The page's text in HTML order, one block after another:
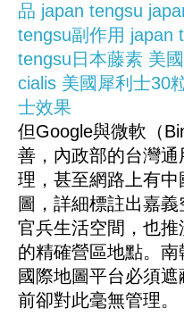
品 japan tengsu
tengsu副作用 japan
tengsu日本藤素 美
cialis 美國犀利士30
士效果
但Google與微軟（
善，內政部的台灣
理，甚至網路上有
圖，詳細標註出嘉
官兵生活空間，也
的精確營區地點。
國際地圖平台必須
前卻對此毫無管理。